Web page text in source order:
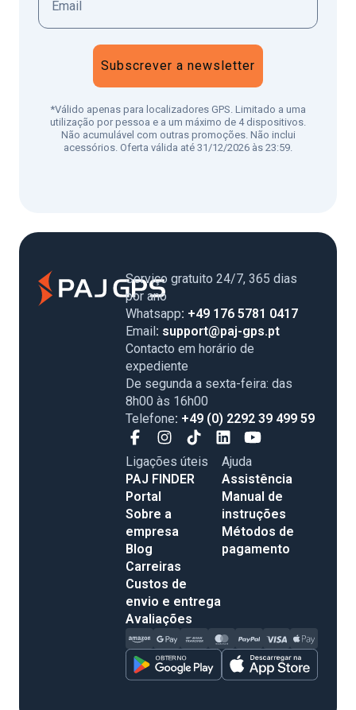
Subscrever a newsletter
*Válido apenas para localizadores GPS. Limitado a uma
utilização por pessoa e a um máximo de 4 dispositivos.
Não acumulável com outras promoções. Não inclui
acessórios. Oferta válida até 31/12/2026 às 23:59.
Serviço gratuito 24/7, 365 dias
por ano
Whatsapp: +49 176 5781 0417
Email: support@paj-gps.pt
Contacto em horário de
expediente
De segunda a sexta-feira: das
8h00 às 16h00
Telefone: +49 (0) 2292 39 499 59
Ligações úteis
PAJ FINDER
Portal
Sobre a
empresa
Blog
Carreiras
Custos de
envio e entrega
Avaliações
Ajuda
Assistência
Manual de
instruções
Métodos de
pagamento